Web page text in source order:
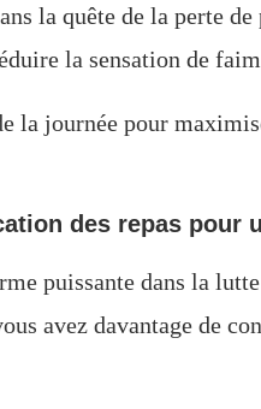
la quête de la perte
la sensation de
la journée pour
des repas pour
puissante dans la
avez davantage de